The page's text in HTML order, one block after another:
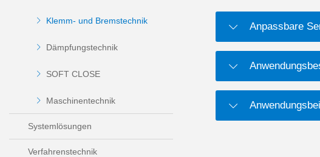
Klemm- und Bremstechnik
Dämpfungstechnik
SOFT CLOSE
Maschinentechnik
Systemlösungen
Verfahrenstechnik
Anpassbare